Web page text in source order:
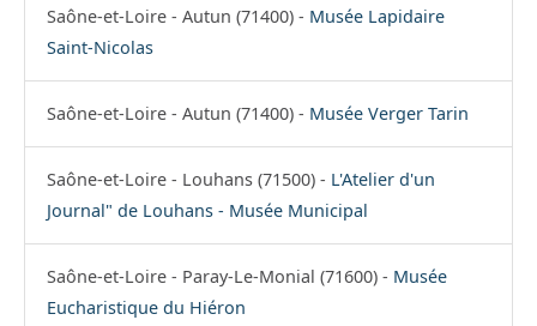
Saône-et-Loire - Autun (71400) - Musée Lapidaire
Saint-Nicolas
Saône-et-Loire - Autun (71400) - Musée Verger Tarin
Saône-et-Loire - Louhans (71500) - L'Atelier d'un
Journal" de Louhans - Musée Municipal
Saône-et-Loire - Paray-Le-Monial (71600) - Musée
Eucharistique du Hiéron